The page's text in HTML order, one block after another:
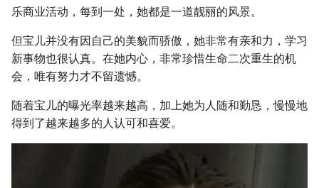
乐商业活动，每到一处，她都是一道靓丽的风景。
但宝儿并没有因自己的美貌而骄傲，她非常有亲和力，学习
新事物也很认真。在她内心，非常珍惜生命二次重生的机
会，唯有努力才不留遗憾。
随着宝儿的曝光率越来越高，加上她为人随和勤恳，慢慢地
得到了越来越多的人认可和喜爱。